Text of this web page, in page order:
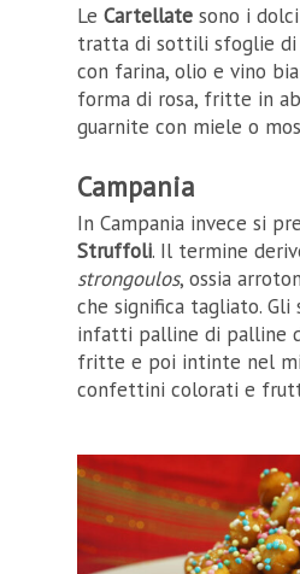
Le Cartellate sono i
tratta di sottili sfoglie
con farina, olio e vino
forma di rosa, fritte in
guarnite con miele o
Campania
In Campania invece si
Struffoli. Il termine
strongoulos, ossia
che significa tagliato.
infatti palline di palline
fritte e poi intinte nel
confettini colorati e